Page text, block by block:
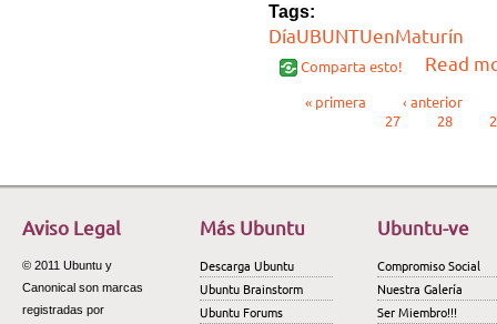
Tags:
DíaUBUNTUenMaturín
Comparta esto! Read
Páginas
« primera
‹ anterior
27
28
Aviso Legal
© 2011 Ubuntu y
Canonical son marcas
registradas por
Más Ubuntu
Descarga Ubuntu
Ubuntu Brainstorm
Ubuntu Forums
Ubuntu-ve
Compromiso Social
Nuestra Galería
Ser Miembro!!!